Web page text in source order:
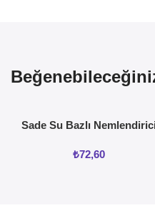
Sade Su Bazlı Nemlendirici
₺72,60